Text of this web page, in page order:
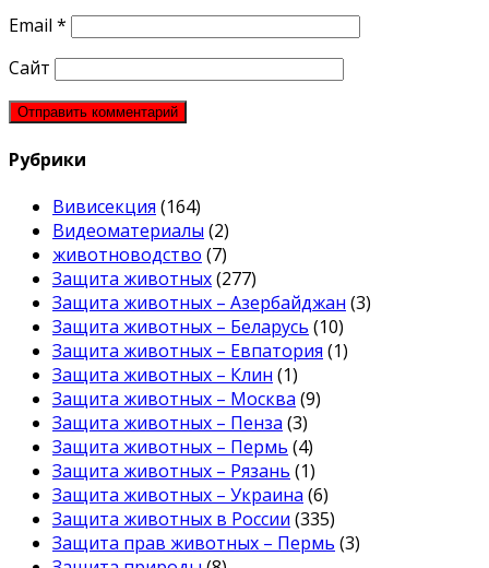
Email *
Сайт
Рубрики
Вивисекция (164)
Видеоматериалы (2)
животноводство (7)
Защита животных(277)
Защита животных – Азербайджан (3)
Защита животных – Беларусь (10)
Защита животных – Евпатория (1)
Защита животных – Клин (1)
Защита животных – Москва (9)
Защита животных – Пенза (3)
Защита животных – Пермь (4)
Защита животных – Рязань (1)
Защита животных – Украина (6)
Защита животных в России (335)
Защита прав животных – Пермь (3)